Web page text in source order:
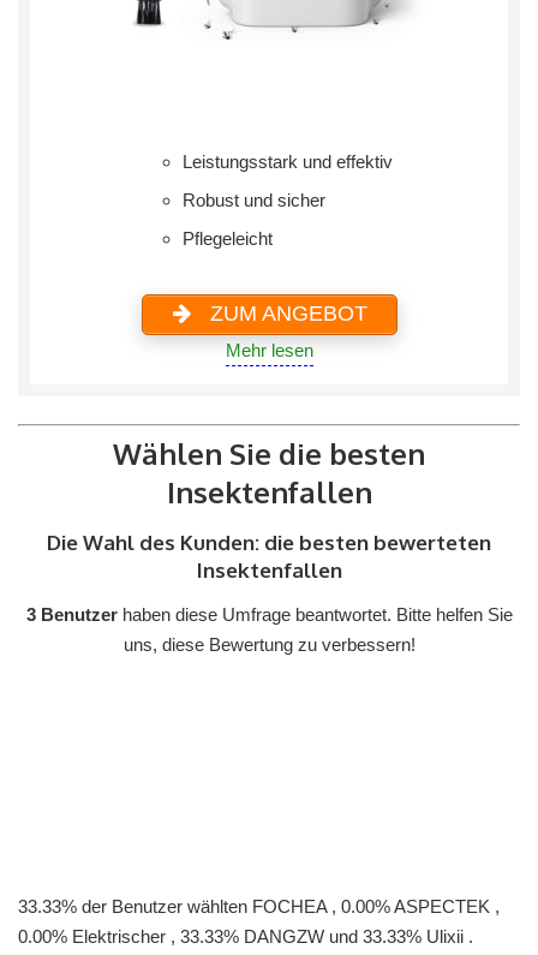
Leistungsstark und effektiv
Robust und sicher
Pflegeleicht
ZUM ANGEBOT
Mehr lesen
Wählen Sie die besten
Insektenfallen
Die Wahl des Kunden: die besten bewerteten
Insektenfallen
3 Benutzerhaben diese Umfrage beantwortet. Bitte helfen Sie
uns, diese Bewertung zu verbessern!
33.33% der Benutzer wählten FOCHEA , 0.00% ASPECTEK ,
0.00% Elektrischer , 33.33% DANGZW und 33.33% Ulixii .